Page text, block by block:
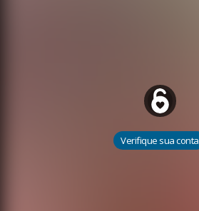
Verifique sua conta